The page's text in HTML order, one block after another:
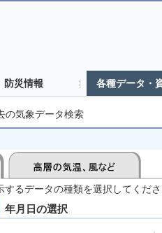
防災情報 各種データ・
の気象データ検索
るデータの種類を選択してくだ
年月日の選択